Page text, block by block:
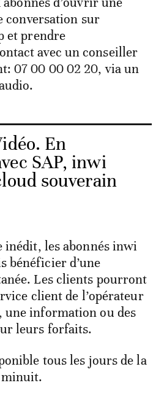
conversation sur
et prendre
avec un conseiller
07 00 00 02 20, via un
En
SAP, inwi
souverain
inédit, les abonnés inwi
bénéficier d’une
Les clients pourront
client de l’opérateur
une information ou des
leurs forfaits.
tous les jours de la
minuit.